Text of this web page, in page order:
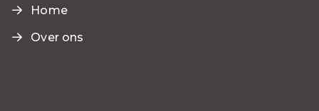
Home
Over ons